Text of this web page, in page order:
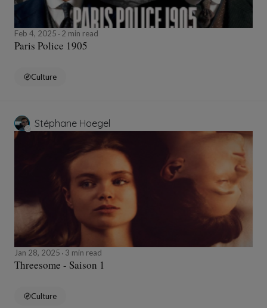
Feb 4, 2025 2 min read
Paris Police 1905
Culture
Stéphane Hoegel
Jan 28, 2025 3 min read
Threesome - Saison 1
Culture